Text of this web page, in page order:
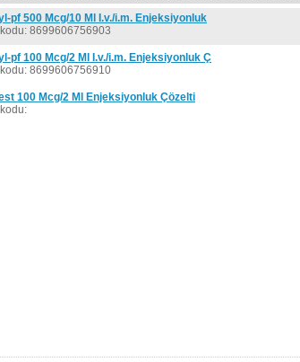
pf 500 Mcg/10 Ml I.v./i.m. Enjeksiyonluk
8699606756903
pf 100 Mcg/2 Ml I.v./i.m. Enjeksiyonluk Ç
8699606756910
100 Mcg/2 Ml Enjeksiyonluk Çözelti